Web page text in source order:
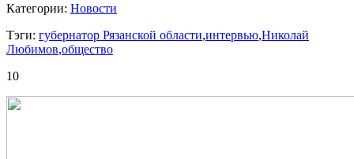
Категории: Новости
Тэги: губернатор Рязанской области,интервью,Николай
Любимов,общество
10